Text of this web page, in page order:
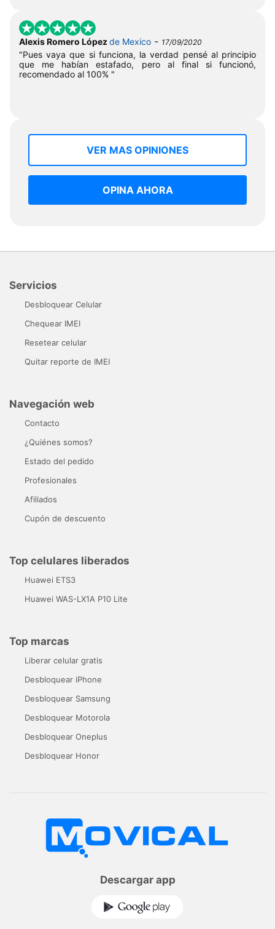
Alexis Romero Lópezde Mexico - 17/09/2020
"Pues vaya que si funciona, la verdad pensé al principio
que me habían estafado, pero al final si funcionó,
recomendado al 100% "
VER MAS OPINIONES
OPINA AHORA
Servicios
Desbloquear Celular
Chequear IMEI
Resetear celular
Quitar reporte de IMEI
Navegación web
Contacto
¿Quiénes somos?
Estado del pedido
Profesionales
Afiliados
Cupón de descuento
Top celulares liberados
Huawei ETS3
Huawei WAS-LX1A P10 Lite
Top marcas
Liberar celular gratis
Desbloquear iPhone
Desbloquear Samsung
Desbloquear Motorola
Desbloquear Oneplus
Desbloquear Honor
Descargar app